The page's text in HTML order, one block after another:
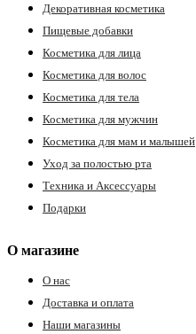
Декоративная косметика
Пищевые добавки
Косметика для лица
Косметика для волос
Косметика для тела
Косметика для мужчин
Косметика для мам и малышей
Уход за полостью рта
Техника и Аксессуары
Подарки
О магазине
О нас
Доставка и оплата
Наши магазины